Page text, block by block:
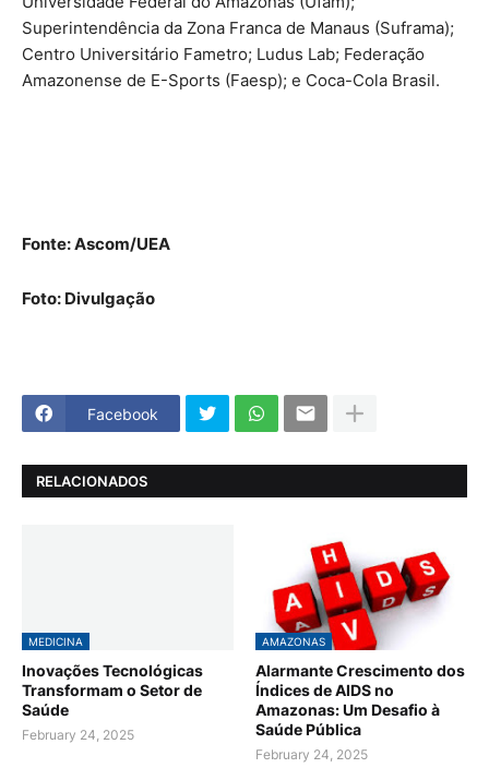
Superintendência da Zona Franca de Manaus (Suframa);
Centro Universitário Fametro; Ludus Lab; Federação
Amazonense de E-Sports (Faesp); e Coca-Cola Brasil.
Fonte: Ascom/UEA
Foto: Divulgação
Facebook
RELACIONADOS
MEDICINA
Inovações Tecnológicas
Transformam o Setor de
Saúde
February 24, 2025
AMAZONAS
Alarmante Crescimento dos
Índices de AIDS no
Amazonas: Um Desafio à
Saúde Pública
February 24, 2025